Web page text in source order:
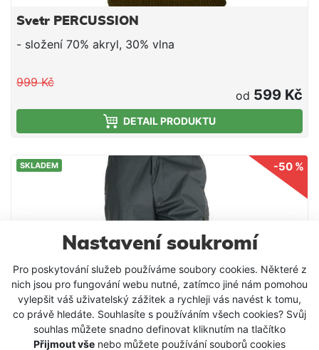
Nastavení soukromí
Pro poskytování služeb používáme soubory cookies. Některé z
nich jsou pro fungování webu nutné, zatímco jiné nám pomohou
vylepšit váš uživatelský zážitek a rychleji vás navést k tomu,
co právě hledáte. Souhlasíte s používáním všech cookies? Svůj
souhlas můžete snadno definovat kliknutím na tlačítko
Přijmout vše nebo můžete používání souborů cookies
Svetr PERCUSSION
- složení 70% akryl, 30% vlna
999 Kč
od 599 Kč
DETAIL PRODUKTU
SKLADEM -50 %